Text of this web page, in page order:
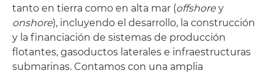
tanto en tierra como en alta mar (offshore y
onshore), incluyendo el desarrollo, la construcción
y la financiación de sistemas de producción
flotantes, gasoductos laterales e infraestructuras
submarinas. Contamos con una amplia